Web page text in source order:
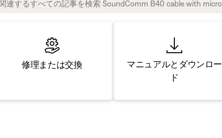
修理または交換
マニュアルとダウンロー
ド